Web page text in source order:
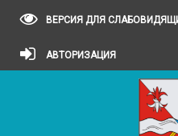
ВЕРСИЯ ДЛЯ
АВТОРИЗАЦИЯ